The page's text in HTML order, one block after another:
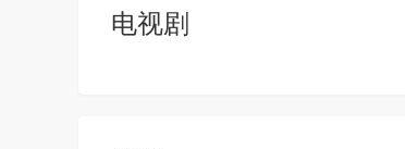
电视剧